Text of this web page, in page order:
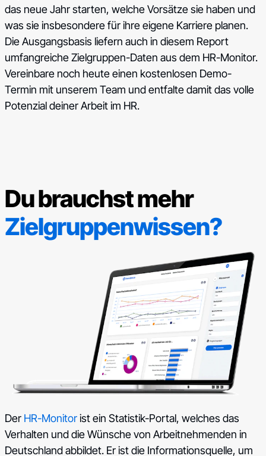
das neue Jahr starten, welche Vorsätze sie haben und
was sie insbesondere für ihre eigene Karriere planen.
Die Ausgangsbasis liefern auch in diesem Report
umfangreiche Zielgruppen-Daten aus dem HR-Monitor.
Vereinbare noch heute einen kostenlosen Demo-
Termin mit unserem Team und entfalte damit das volle
Potenzial deiner Arbeit im HR.
Du brauchst mehr
Zielgruppenwissen?
Der HR-Monitorist ein Statistik-Portal, welches das
Verhalten und die Wünsche von Arbeitnehmenden in
Deutschland abbildet. Er ist die Informationsquelle, um